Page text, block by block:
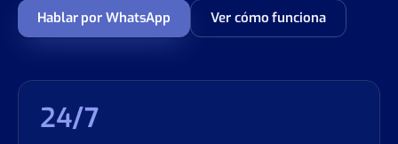
Hablar por WhatsApp Ver cómo funciona
24/7